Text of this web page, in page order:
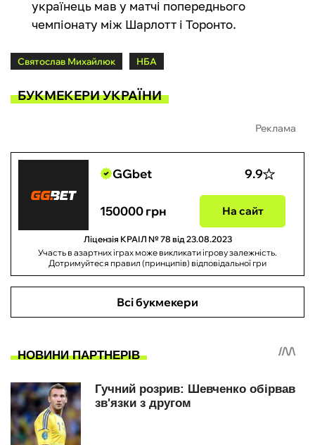
українець мав у матчі попереднього
чемпіонату між Шарлотт і Торонто.
Святослав Михайлюк НБА
БУКМЕКЕРИ УКРАЇНИ
Реклама
GGbet 9.9
150000 грн На сайт
Ліцензія КРАІЛ № 78 від 23.08.2023
Участь в азартних іграх може викликати ігрову залежність.
Дотримуйтеся правил (принципів) відповідальної гри
Всі букмекери